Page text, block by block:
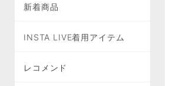
新着商品
INSTA LIVE着用アイテム
レコメンド